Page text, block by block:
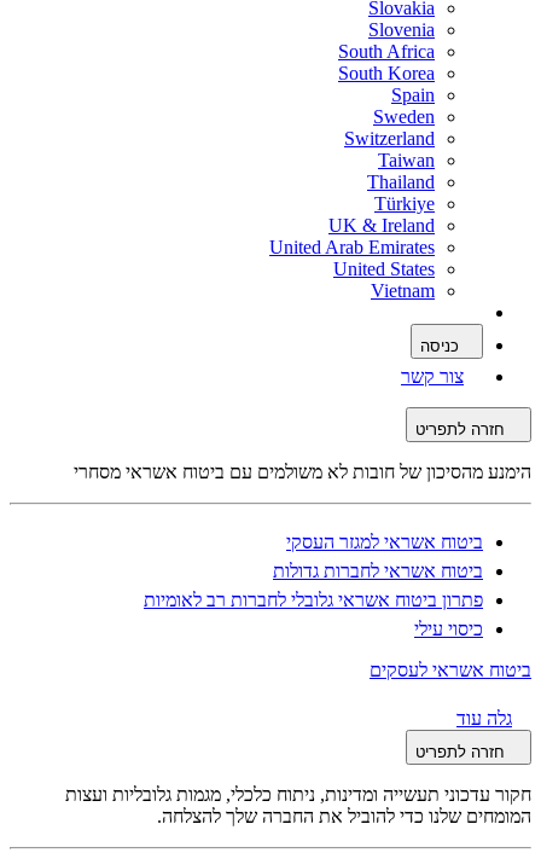
Slovakia
Slovenia
South Africa
South Korea
Spain
Sweden
Switzerland
Taiwan
Thailand
Türkiye
UK & Ireland
United Arab Emirates
United States
Vietnam
כניסה
צור קשר
חזרה לתפריט
הימנע מהסיכון של חובות לא משולמים עם ביטוח אשראי מסחרי
ביטוח אשראי למגזר העסקי
ביטוח אשראי לחברות גדולות
פתרון ביטוח אשראי גלובלי לחברות רב לאומיות
כיסוי עילי
ביטוח אשראי לעסקים
גלה עוד
חזרה לתפריט
חקור עדכוני תעשייה ומדינות, ניתוח כלכלי, מגמות גלובליות ועצות
המומחים שלנו כדי להוביל את החברה שלך להצלחה.